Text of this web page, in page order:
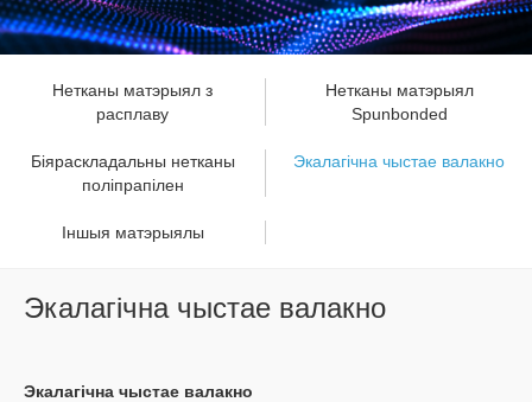
РАШЭННІ
КАНТАКТ
中文
Нетканы матэрыял з
расплаву
Нетканы матэрыял
Spunbonded
Біяраскладальны нетканы
поліпрапілен
Экалагічна чыстае валакно
Іншыя матэрыялы
Экалагічна чыстае валакно
Экалагічна чыстае валакно